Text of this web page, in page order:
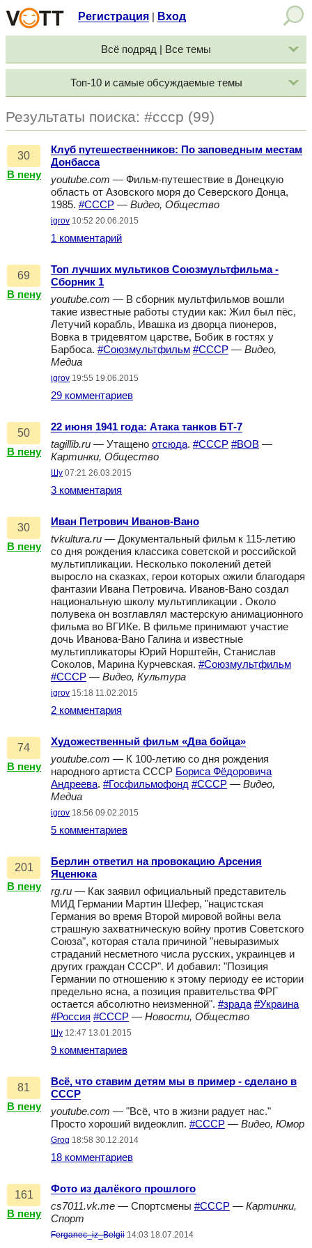
Регистрация Вход
Всё подряд | Все темы
Топ-10 и самые обсуждаемые темы
Результаты поиска: #ссср (99)
30
В пену
Клуб путешественников: По заповедным местам
Донбасса
youtube.com — Фильм-путешествие в Донецкую
область от Азовского моря до Северского Донца,
1985. #СССР — Видео, Общество
igrov 10:52 20.06.2015
1 комментарий
69
В пену
Топ лучших мультиков Союзмультфильма -
Сборник 1
youtube.com — В сборник мультфильмов вошли
такие известные работы студии как: Жил был пёс,
Летучий корабль, Ивашка из дворца пионеров,
Вовка в тридевятом царстве, Бобик в гостях у
Барбоса. #Союзмультфильм #СССР — Видео,
Медиа
igrov 19:55 19.06.2015
29 комментариев
50
В пену
22 июня 1941 года: Атака танков БТ-7
tagillib.ru — Утащено отсюда. #СССР #ВОВ —
Картинки, Общество
Шу 07:21 26.03.2015
3 комментария
30
В пену
Иван Петрович Иванов-Вано
tvkultura.ru — Документальный фильм к 115-летию
со дня рождения классика советской и российской
мультипликации. Несколько поколений детей
выросло на сказках, герои которых ожили благодаря
фантазии Ивана Петровича. Иванов-Вано создал
национальную школу мультипликации . Около
полувека он возглавлял мастерскую анимационного
фильма во ВГИКе. В фильме принимают участие
дочь Иванова-Вано Галина и известные
мультипликаторы Юрий Норштейн, Станислав
Соколов, Марина Курчевская. #Союзмультфильм
#СССР — Видео, Культура
igrov 15:18 11.02.2015
2 комментария
74
В пену
Художественный фильм «Два бойца»
youtube.com — К 100-летию со дня рождения
народного артиста СССР Бориса Фёдоровича
Андреева. #Госфильмофонд #СССР — Видео,
Медиа
igrov 18:56 09.02.2015
5 комментариев
201
В пену
Берлин ответил на провокацию Арсения
Яценюка
rg.ru — Как заявил официальный представитель
МИД Германии Мартин Шефер, "нацистская
Германия во время Второй мировой войны вела
страшную захватническую войну против Советского
Союза", которая стала причиной "невыразимых
страданий несметного числа русских, украинцев и
других граждан СССР". И добавил: "Позиция
Германии по отношению к этому периоду ее истории
предельно ясна, а позиция правительства ФРГ
остается абсолютно неизменной". #зрада #Украина
#Россия #СССР — Новости, Общество
Шу 12:47 13.01.2015
9 комментариев
81
В пену
Всё, что ставим детям мы в пример - сделано в
СССР
youtube.com — "Всё, что в жизни радует нас."
Просто хороший видеоклип. #СССР — Видео, Юмор
Grog 18:58 30.12.2014
18 комментариев
161
В пену
Фото из далёкого прошлого
cs7011.vk.me — Спортсмены #СССР — Картинки,
Спорт
Ferganec_iz_Belgii 14:03 18.07.2014